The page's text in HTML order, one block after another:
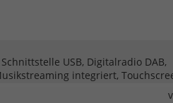
USB, Digitalradio DAB,
integriert,